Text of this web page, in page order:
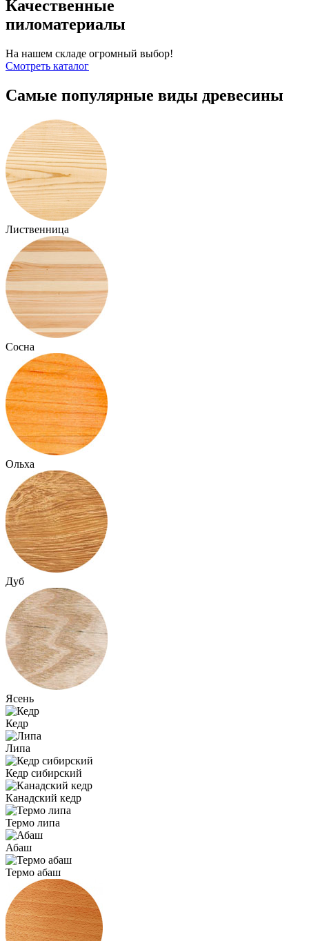
Качественные
пиломатериалы
На нашем складе огромный выбор!
Смотреть каталог
Самые популярные виды древесины
Лиственница
Сосна
Ольха
Дуб
Ясень
Кедр
Липа
Кедр сибирский
Канадский кедр
Термо липа
Абаш
Термо абаш